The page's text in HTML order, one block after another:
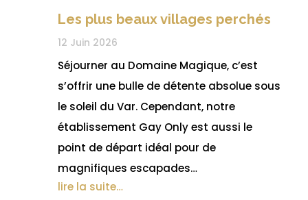
Les plus beaux villages perchés
12 Juin 2026
Séjourner au Domaine Magique, c’est
s’offrir une bulle de détente absolue sous
le soleil du Var. Cependant, notre
établissement Gay Only est aussi le
point de départ idéal pour de
magnifiques escapades…
lire la suite…